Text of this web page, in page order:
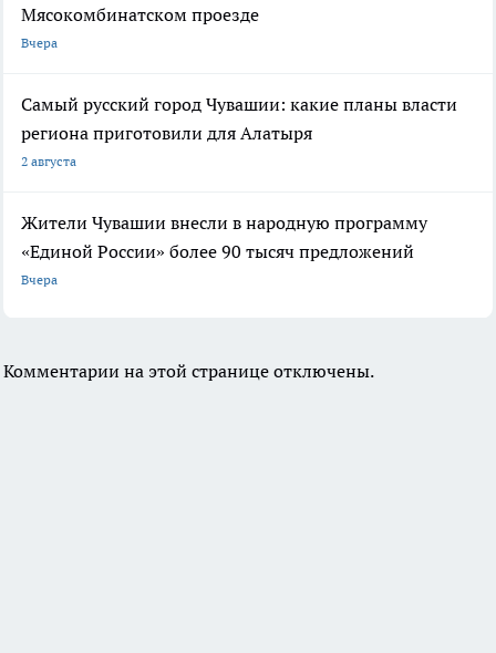
Мясокомбинатском проезде
Вчера
Самый русский город Чувашии: какие планы власти
региона приготовили для Алатыря
2 августа
Жители Чувашии внесли в народную программу
«Единой России» более 90 тысяч предложений
Вчера
Комментарии на этой странице отключены.